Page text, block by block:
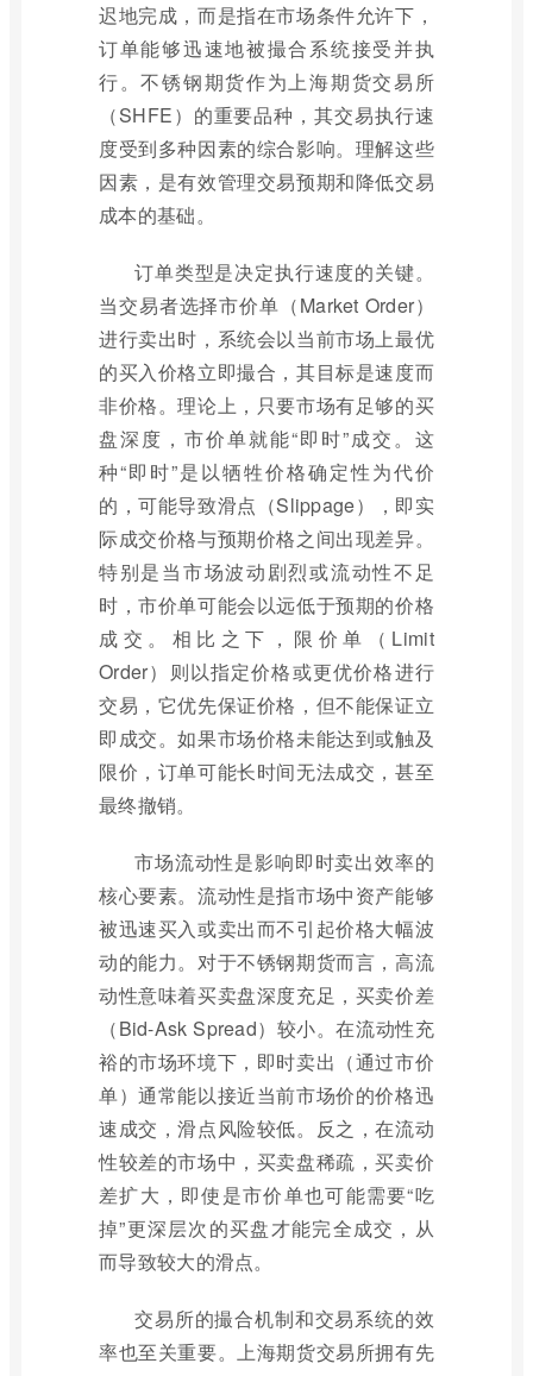
迟地完成，而是指在市场条件允许下，
订单能够迅速地被撮合系统接受并执
行。不锈钢期货作为上海期货交易所
（SHFE）的重要品种，其交易执行速
度受到多种因素的综合影响。理解这些
因素，是有效管理交易预期和降低交易
成本的基础。
订单类型是决定执行速度的关键。
当交易者选择市价单（Market Order）
进行卖出时，系统会以当前市场上最优
的买入价格立即撮合，其目标是速度而
非价格。理论上，只要市场有足够的买
盘深度，市价单就能“即时”成交。这
种“即时”是以牺牲价格确定性为代价
的，可能导致滑点（Slippage），即实
际成交价格与预期价格之间出现差异。
特别是当市场波动剧烈或流动性不足
时，市价单可能会以远低于预期的价格
成交。相比之下，限价单（Limit
Order）则以指定价格或更优价格进行
交易，它优先保证价格，但不能保证立
即成交。如果市场价格未能达到或触及
限价，订单可能长时间无法成交，甚至
最终撤销。
市场流动性是影响即时卖出效率的
核心要素。流动性是指市场中资产能够
被迅速买入或卖出而不引起价格大幅波
动的能力。对于不锈钢期货而言，高流
动性意味着买卖盘深度充足，买卖价差
（Bid-Ask Spread）较小。在流动性充
裕的市场环境下，即时卖出（通过市价
单）通常能以接近当前市场价的价格迅
速成交，滑点风险较低。反之，在流动
性较差的市场中，买卖盘稀疏，买卖价
差扩大，即使是市价单也可能需要“吃
掉”更深层次的买盘才能完全成交，从
而导致较大的滑点。
交易所的撮合机制和交易系统的效
率也至关重要。上海期货交易所拥有先